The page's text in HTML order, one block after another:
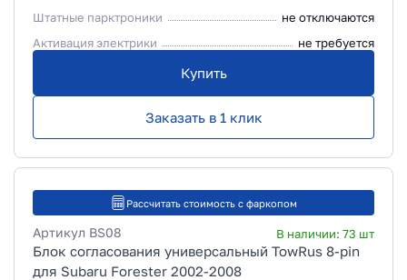
Штатные парктроники
не отключаются
Активация электрики
не требуется
Купить
Заказать в 1 клик
Рассчитать стоимость с фаркопом
Артикул BS08 В наличии: 73 шт
Блок согласования универсальный TowRus 8-pin
для Subaru Forester 2002-2008